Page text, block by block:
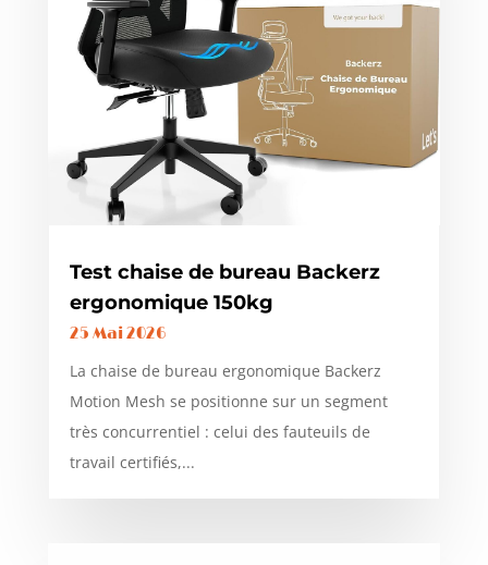
Test chaise de bureau Backerz
ergonomique 150kg
25 Mai 2026
La chaise de bureau ergonomique Backerz
Motion Mesh se positionne sur un segment
très concurrentiel : celui des fauteuils de
travail certifiés,...